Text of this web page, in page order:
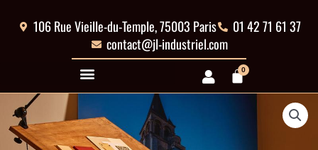
106 Rue Vieille-du-Temple, 75003 Paris
01 42 71 61 37
contact@jl-industriel.com
0
Panier